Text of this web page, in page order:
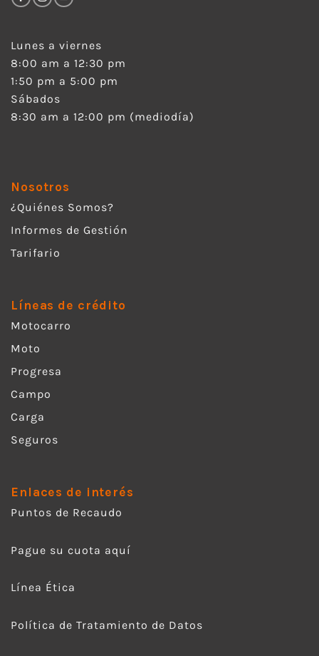
Lunes a viernes
8:00 am a 12:30 pm
1:50 pm a 5:00 pm
Sábados
8:30 am a 12:00 pm (mediodía)
Nosotros
¿Quiénes Somos?
Informes de Gestión
Tarifario
Líneas de crédito
Motocarro
Moto
Progresa
Campo
Carga
Seguros
Enlaces de interés
Puntos de Recaudo
Pague su cuota aquí
Línea Ética
Política de Tratamiento de Datos